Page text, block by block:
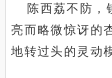
陈西荔不防，
亮而略微惊讶的
地转过头的灵动